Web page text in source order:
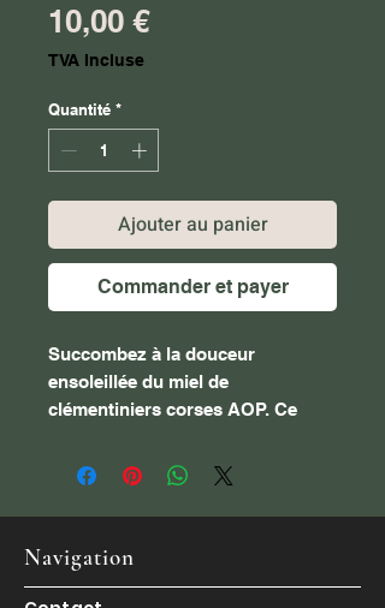
10,00 €Prix
TVA Incluse
Quantité *
Ajouter au panier
Commander et payer
Succombez à la douceur
ensoleillée du miel de
clémentiniers corses AOP. Ce
abeilles butinant les fleurs de
clémentiniers de l’île, offre une
saveur subtilement fruitée et
légèrement acidulée. Sa texture
onctueuse et son parfum doux
évoquent la fraîcheur des
Navigation